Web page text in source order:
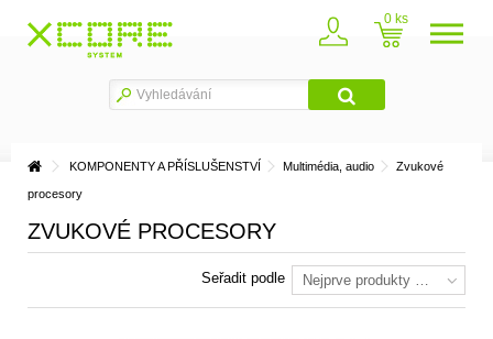
0
KOMPONENTY A PŘÍSLUŠENSTVÍ Multimédia, audio Zvukové
procesory
ZVUKOVÉ PROCESORY
Seřadit podle Nejprve produkty skladem